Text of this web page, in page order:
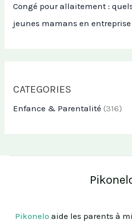
Congé pour allaitement :
jeunes mamans en entreprise
CATEGORIES
Enfance & Parentalité (316)
Pikonelo aide les parents à